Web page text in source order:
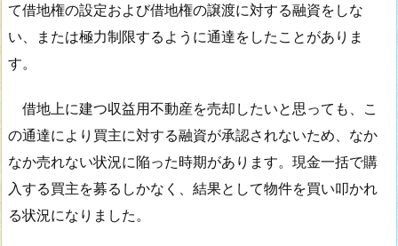
て借地権の設定および借地権の譲渡に対する融資をしな
い、または極力制限するように通達をしたことがありま
す。
借地上に建つ収益用不動産を売却したいと思っても、こ
の通達により買主に対する融資が承認されないため、なか
なか売れない状況に陥った時期があります。現金一括で購
入する買主を募るしかなく、結果として物件を買い叩かれ
る状況になりました。